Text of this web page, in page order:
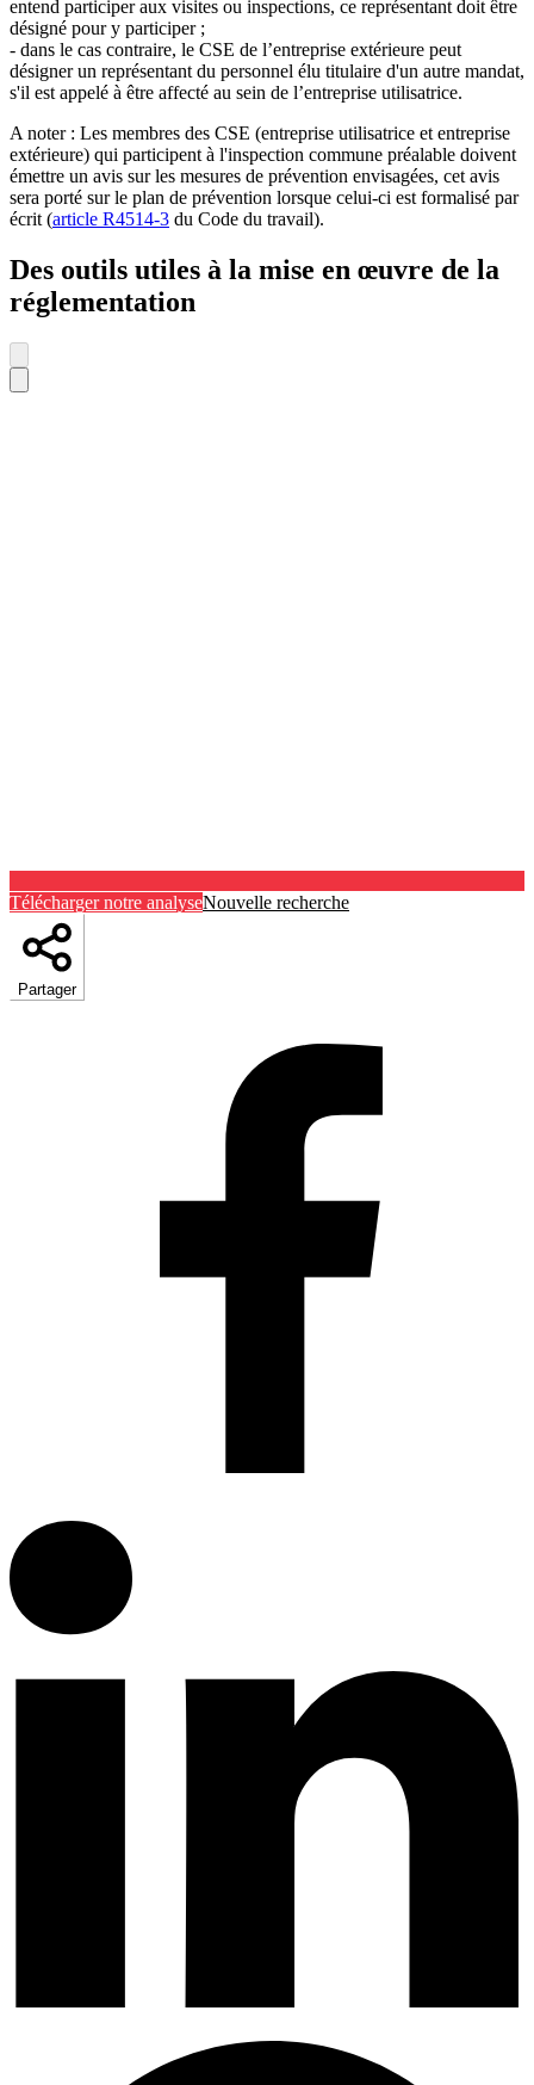
entend participer aux visites ou inspections, ce représentant doit être
désigné pour y participer ;
- dans le cas contraire, le CSE de l’entreprise extérieure peut
désigner un représentant du personnel élu titulaire d'un autre mandat,
s'il est appelé à être affecté au sein de l’entreprise utilisatrice.
A noter : Les membres des CSE (entreprise utilisatrice et entreprise
extérieure) qui participent à l'inspection commune préalable doivent
émettre un avis sur les mesures de prévention envisagées, cet avis
sera porté sur le plan de prévention lorsque celui-ci est formalisé par
écrit (article R4514-3 du Code du travail).
Des outils utiles à la mise en œuvre de la
réglementation
Télécharger notre analyseNouvelle recherche
Partager